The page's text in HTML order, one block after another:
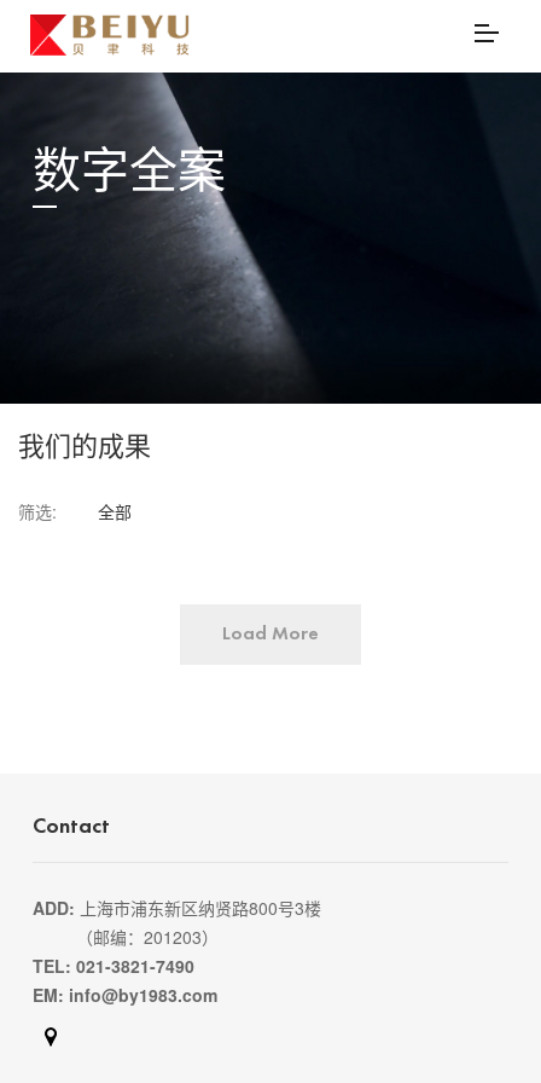
数字全案
我们的成果
筛选: 全部
Load More
Contact
ADD: 上海市浦东新区纳贤路800号3楼
（邮编：201203）
TEL: 021-3821-7490
EM: info@by1983.com